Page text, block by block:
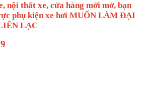
nội thất xe, cửa hàng mới mở, bạn
phụ kiện xe hơi MUỐN LÀM ĐẠI
LẠC